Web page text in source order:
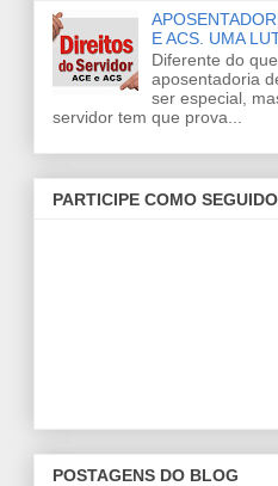
E ACS. UMA
Diferente do
aposentadoria
ser especial,
servidor tem que prova...
PARTICIPE COMO
POSTAGENS DO BLOG